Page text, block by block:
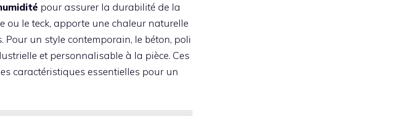
pour assurer la durabilité de la
ou le teck, apporte une chaleur naturelle
un style contemporain, le béton, poli
et personnalisable à la pièce. Ces
caractéristiques essentielles pour un